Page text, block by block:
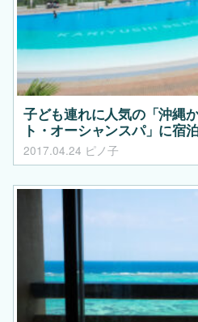
子ども連れに人気の「沖縄
ト・オーシャンスパ」に宿
2017.04.24 ピノ子